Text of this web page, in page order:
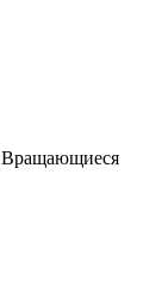
Вращающиеся